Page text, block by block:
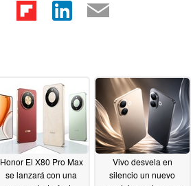
Honor El X80 Pro Max
se lanzará con una
Vivo desvela en
silencio un nuevo